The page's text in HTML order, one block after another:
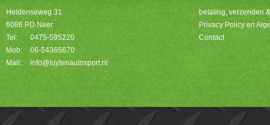
Heldenseweg 31
6086 PD Neer
Tel:
0475-595220
Mob:
06-54365670
Mail:
info@luytenautosport.nl
betaling, verzenden
Privacy Policy en
Contact